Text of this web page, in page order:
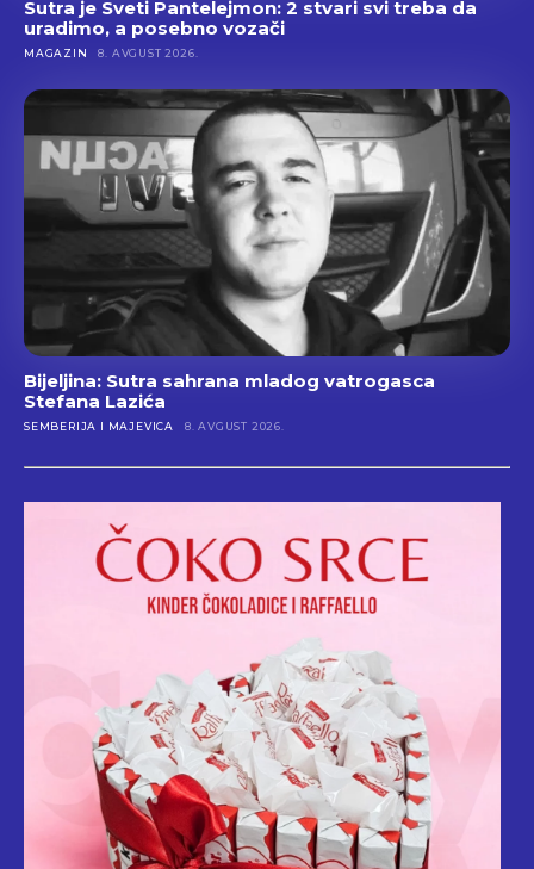
Sutra je Sveti Pantelejmon: 2 stvari svi treba da
uradimo, a posebno vozači
MAGAZIN 8. AVGUST 2026.
Bijeljina: Sutra sahrana mladog vatrogasca
Stefana Lazića
SEMBERIJA I MAJEVICA 8. AVGUST 2026.